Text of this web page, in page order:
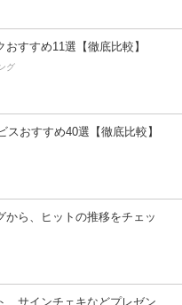
すすめ11選【徹底比較】
グ
スおすすめ40選【徹底比較】
から、ヒットの推移をチェッ
、サインチェキなどプレゼン